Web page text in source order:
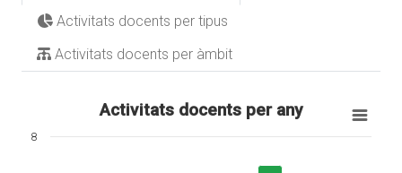
Activitats docents per tipus
Activitats docents per àmbit
Activitats docents per any
8